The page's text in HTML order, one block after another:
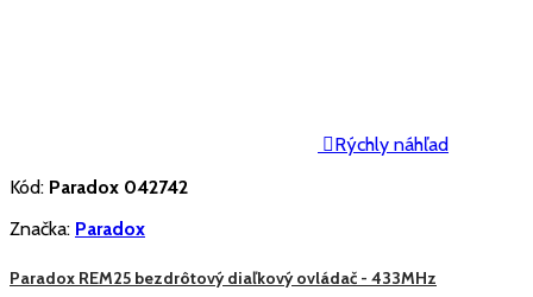
Rýchly náhľad
Kód: Paradox 042742
Značka: Paradox
Paradox REM25 bezdrôtový diaľkový ovládač - 433MHz